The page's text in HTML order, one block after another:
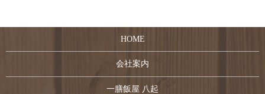
HOME
会社案内
一膳飯屋 八起